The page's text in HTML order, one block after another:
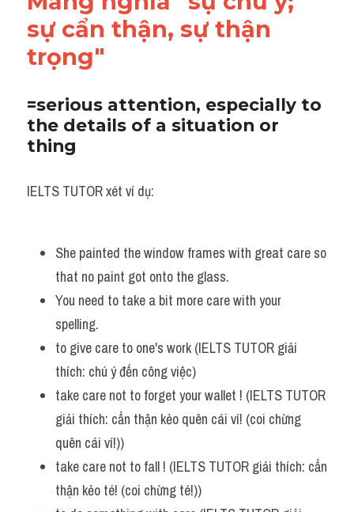
sự cẩn thận, sự thận
trọng"
=serious attention, especially to
the details of a situation or
thing
IELTS TUTOR xét ví dụ:
She painted the window frames with great care so
that no paint got onto the glass.
You need to take a bit more care with your
spelling.
to give care to one's work (IELTS TUTOR giải
thích: chú ý đến công việc)
take care not to forget your wallet ! (IELTS TUTOR
giải thích: cẩn thận kẻo quên cái ví! (coi chừng
quên cái ví!))
take care not to fall ! (IELTS TUTOR giải thích: cẩn
thận kẻo té! (coi chừng té!))